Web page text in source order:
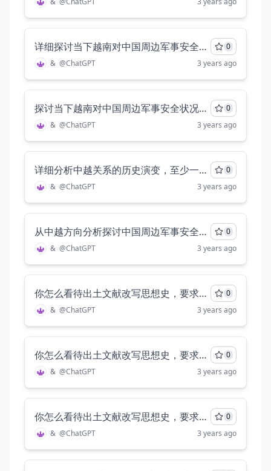
详细探讨当下越南对中国周边军事安全的威胁
0
& @ChatGPT 3 years ago
探讨当下越南对中国周边军事安全状况的影响，至少两千字
0
& @ChatGPT 3 years ago
详细分析中越关系的历史演变，至少一千字
0
& @ChatGPT 3 years ago
从中越方向分析探讨中国周边军事安全状况，要求包括中越历史关系（友好、矛盾），现当代中越关系面临的挑战（越南的军事扩张）、越南对中国周边军事安全的威胁，以及未来的展望，要求至少五千字。
0
& @ChatGPT 3 years ago
你怎么看待出土文献改写思想史，要求全方位分析，至少两千字
0
& @ChatGPT 3 years ago
你怎么看待出土文献改写思想史，要求全方位分析，至少两千字
0
& @ChatGPT 3 years ago
你怎么看待出土文献改写思想史，要求全方位分析，至少两千字
0
& @ChatGPT 3 years ago